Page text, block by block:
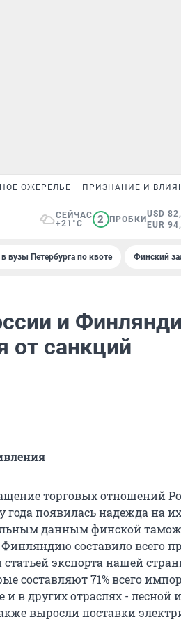
ОЖЕРЕЛЬЕ ПРИЗНАНИЕ И
СЕЙЧАС
+21°C
2 ПРОБКИ
USD
EUR
вузы Петербурга по квоте Финский
и
от санкций
торговых отношений
года появилась надежда на
данным финской
составило всего
статьей экспорта нашей
составляют 71% всего
в других отраслях - лесной
выросли поставки